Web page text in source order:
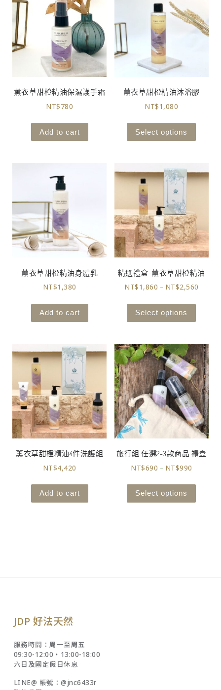
薰衣草甜橙精油保濕護手霜
NT$780
Add to cart
薰衣草甜橙精油沐浴膠
NT$1,080
Select options
薰衣草甜橙精油身體乳
NT$1,380
Add to cart
精選禮盒-薰衣草甜橙精油
NT$1,860 – NT$2,560
Select options
薰衣草甜橙精油4件洗護組
NT$4,420
Add to cart
旅行組 任選2-3款商品 禮盒
NT$690 – NT$990
Select options
JDP 好法天然
服務時間：周一至周五
09:30-12:00‧13:00-18:00
六日及國定假日休息
LINE@ 帳號：@jnc6433r